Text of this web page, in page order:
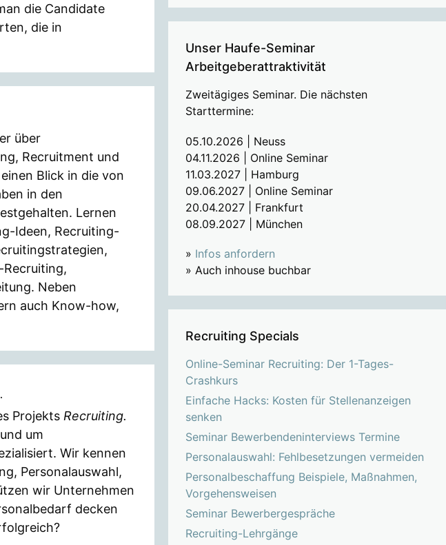
die Candidate
die in
über
Recruitment und
Blick in die von
in den
Lernen
Ideen, Recruiting-
Neben
auch Know-how,
Projekts Recruiting.
um
Wir kennen
Personalauswahl,
wir Unternehmen
decken
Unser Haufe-Seminar
Arbeitgeberattraktivität
Zweitägiges Seminar. Die nächsten
Starttermine:
05.10.2026 | Neuss
04.11.2026 | Online Seminar
11.03.2027 | Hamburg
09.06.2027 | Online Seminar
20.04.2027 | Frankfurt
08.09.2027 | München
» Infos anfordern
» Auch inhouse buchbar
Recruiting Specials
Online-Seminar Recruiting: Der 1-Tages-
Crashkurs
Einfache Hacks: Kosten für Stellenanzeigen
senken
Seminar Bewerbendeninterviews Termine
Personalauswahl: Fehlbesetzungen vermeiden
Personalbeschaffung Beispiele, Maßnahmen,
Vorgehensweisen
Seminar Bewerbergespräche
Recruiting-Lehrgänge